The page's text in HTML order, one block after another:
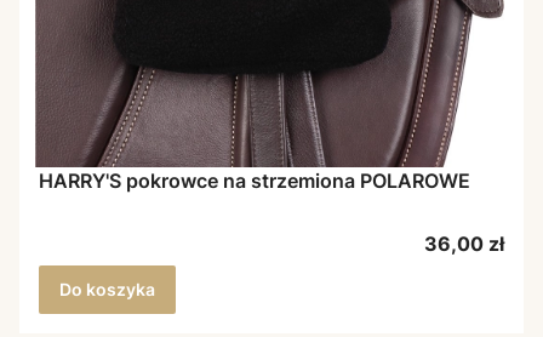
HARRY'S pokrowce na strzemiona POLAROWE
Cena
36,00 zł
Do koszyka